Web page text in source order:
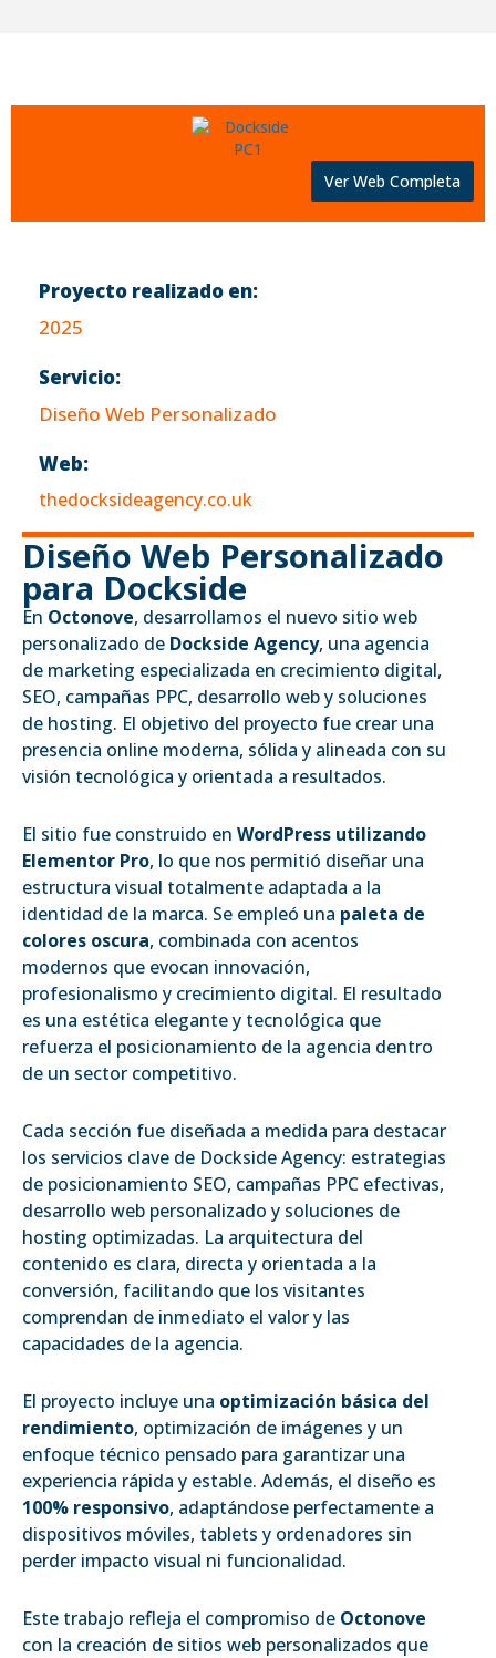
Ver Web Completa
Proyecto realizado en:
2025
Servicio:
Diseño Web Personalizado
Web:
thedocksideagency.co.uk
Diseño Web Personalizado
para Dockside
En Octonove, desarrollamos el nuevo sitio web
personalizado de Dockside Agency, una agencia
de marketing especializada en crecimiento digital,
SEO, campañas PPC, desarrollo web y soluciones
de hosting. El objetivo del proyecto fue crear una
presencia online moderna, sólida y alineada con su
visión tecnológica y orientada a resultados.
El sitio fue construido en WordPress utilizando
Elementor Pro, lo que nos permitió diseñar una
estructura visual totalmente adaptada a la
identidad de la marca. Se empleó una paleta de
colores oscura, combinada con acentos
modernos que evocan innovación,
profesionalismo y crecimiento digital. El resultado
es una estética elegante y tecnológica que
refuerza el posicionamiento de la agencia dentro
de un sector competitivo.
Cada sección fue diseñada a medida para destacar
los servicios clave de Dockside Agency: estrategias
de posicionamiento SEO, campañas PPC efectivas,
desarrollo web personalizado y soluciones de
hosting optimizadas. La arquitectura del
contenido es clara, directa y orientada a la
conversión, facilitando que los visitantes
comprendan de inmediato el valor y las
capacidades de la agencia.
El proyecto incluye una optimización básica del
rendimiento, optimización de imágenes y un
enfoque técnico pensado para garantizar una
experiencia rápida y estable. Además, el diseño es
100% responsivo, adaptándose perfectamente a
dispositivos móviles, tablets y ordenadores sin
perder impacto visual ni funcionalidad.
Este trabajo refleja el compromiso de Octonove
con la creación de sitios web personalizados que